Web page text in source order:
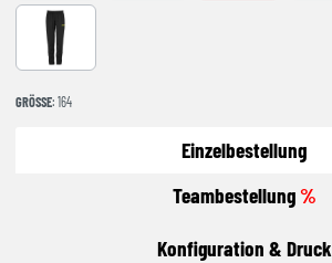
schwarz/limonengelb
GRÖSSE : 164
Einzelbestellung
Teambestellung%
Konfiguration & Druck